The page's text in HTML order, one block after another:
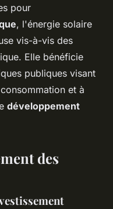
pour
, l'énergie solaire
vis-à-vis des
Elle bénéficie
publiques visant
et à
développement
des